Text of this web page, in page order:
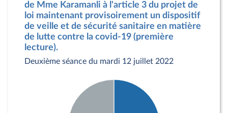
de Mme Karamanli à l'article 3 du projet de
loi maintenant provisoirement un dispositif
de veille et de sécurité sanitaire en matière
de lutte contre la covid-19 (première
lecture).
Deuxième séance du mardi 12 juillet 2022